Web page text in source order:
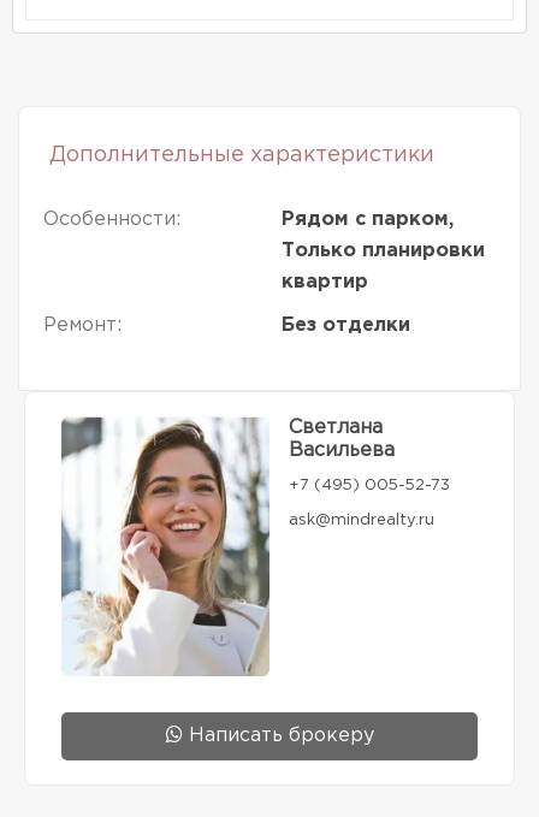
Дополнительные характеристики
Особенности:
Рядом с парком,
Только планировки
квартир
Ремонт: Без отделки
Светлана
Васильева
+7 (495) 005-52-73
ask@mindrealty.ru
Написать брокеру